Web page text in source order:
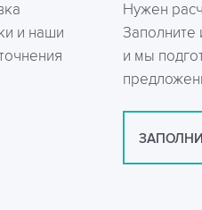
и наши
Нужен
Заполните
и мы